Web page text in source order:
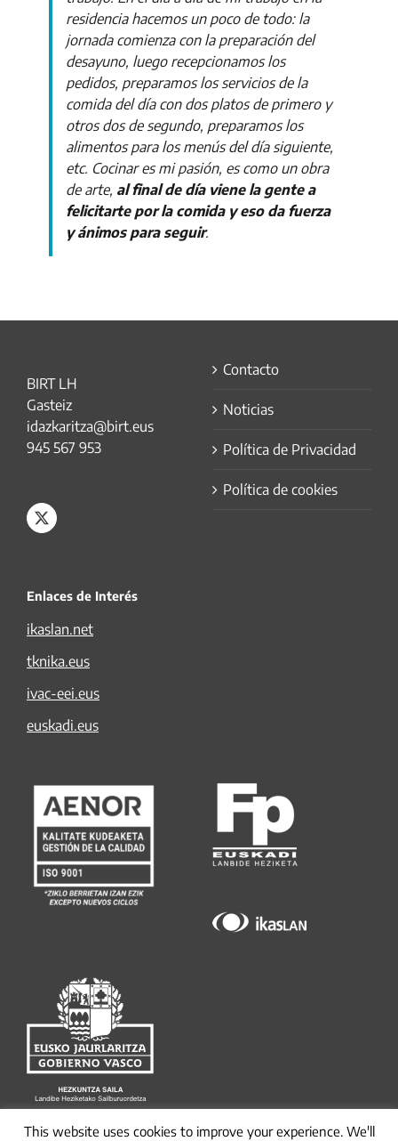
residencia hacemos un poco de todo: la
jornada comienza con la preparación del
desayuno, luego recepcionamos los
pedidos, preparamos los servicios de la
comida del día con dos platos de primero y
otros dos de segundo, preparamos los
alimentos para los menús del día siguiente,
etc. Cocinar es mi pasión, es como un obra
de arte, al final de día viene la gente a
felicitarte por la comida y eso da fuerza
y ánimos para seguir.
BIRT LH
Gasteiz
idazkaritza@birt.eus
945 567 953
Contacto
Noticias
Política de Privacidad
Política de cookies
Enlaces de Interés
ikaslan.net
tknika.eus
ivac-eei.eus
euskadi.eus
This website uses cookies to improve your experience. We'll